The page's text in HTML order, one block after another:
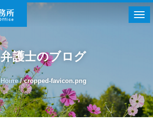
弁護士のブログ
Home/cropped-favicon.png